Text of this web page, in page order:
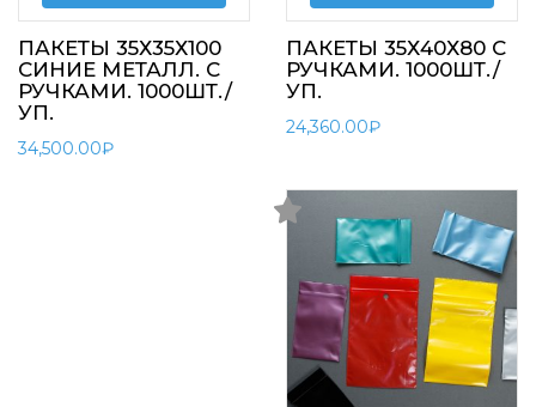
ПАКЕТЫ 35Х35Х100
СИНИЕ МЕТАЛЛ. С
РУЧКАМИ. 1000ШТ./
УП.
34,500.00₽
ПАКЕТЫ 35Х40Х80 С
РУЧКАМИ. 1000ШТ./
УП.
24,360.00₽